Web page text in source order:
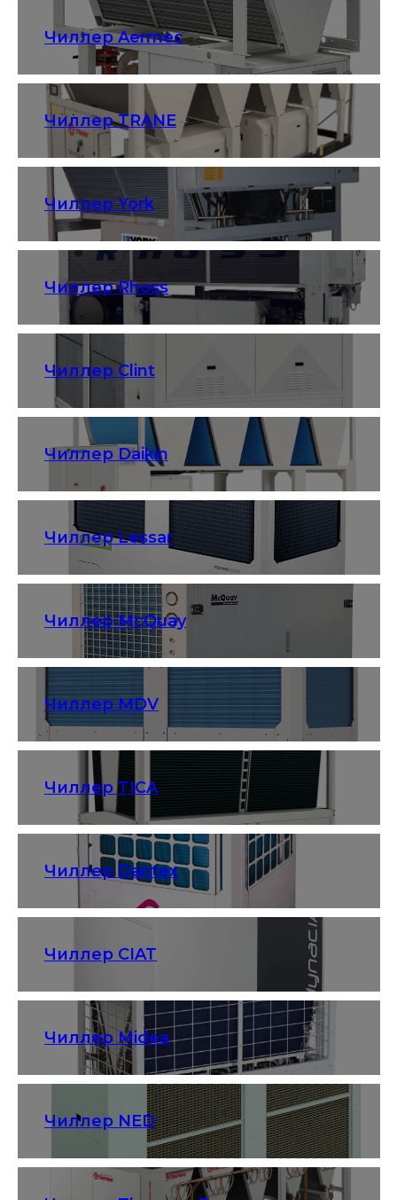
Чиллер Aermec
Чиллер TRANE
Чиллер York
Чиллер Rhoss
Чиллер Clint
Чиллер Daikin
Чиллер Lessar
Чиллер McQuay
Чиллер MDV
Чиллер TICA
Чиллер Dantex
Чиллер CIAT
Чиллер Midea
Чиллер NED